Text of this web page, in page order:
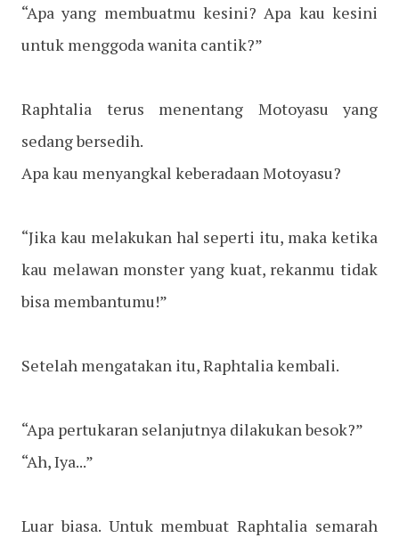
“Apa yang membuatmu kesini? Apa kau kesini
untuk menggoda wanita cantik?”
Raphtalia terus menentang Motoyasu yang
sedang bersedih.
Apa kau menyangkal keberadaan Motoyasu?
“Jika kau melakukan hal seperti itu, maka ketika
kau melawan monster yang kuat, rekanmu tidak
bisa membantumu!”
Setelah mengatakan itu, Raphtalia kembali.
“Apa pertukaran selanjutnya dilakukan besok?”
“Ah, Iya...”
Luar biasa. Untuk membuat Raphtalia semarah